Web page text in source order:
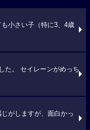
小さい子（特に3、4歳
た。 セイレーンがめっち
がしますが、面白かっ